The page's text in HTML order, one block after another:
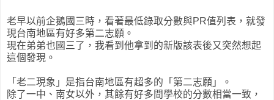
老早以前企鵝國三時，看著最低錄取分數與PR值列表，就發
現台南地區有好多第二志願。
現在弟弟也國三了，我看到他拿到的新版該表後又突然想起
這個發現。
「老二現象」是指台南地區有超多的「第二志願」。
除了一中、南女以外，其餘有好多間學校的分數相當一致，